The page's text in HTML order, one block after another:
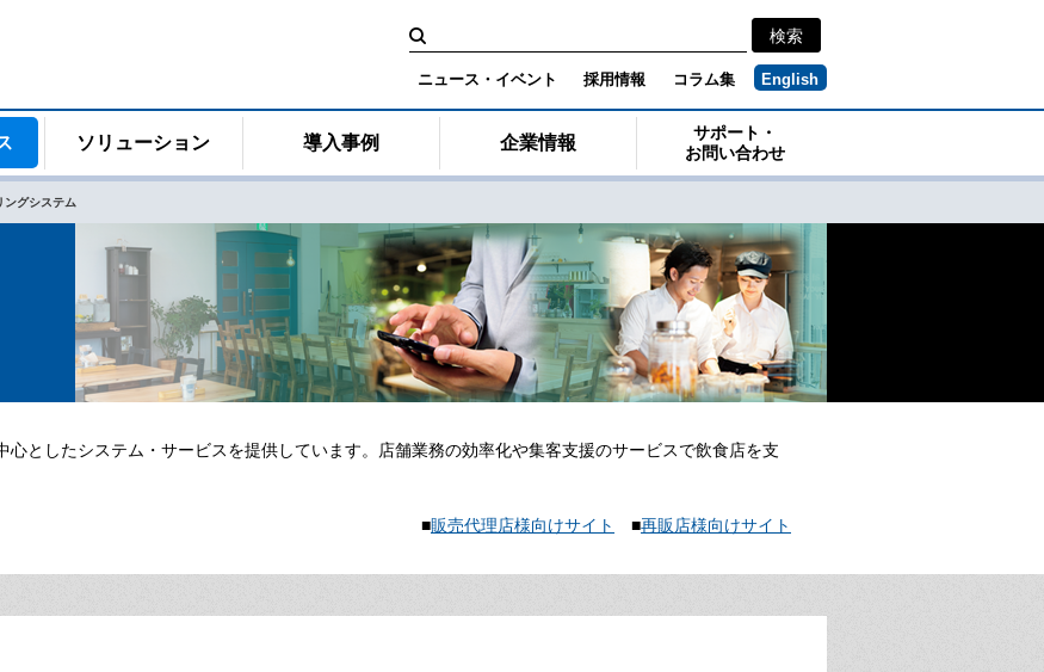
検
索:
ニュース・イベント 採用情報 コラム集 English
ソリューション 導入事例 企業情報
サポート・
お問い合わせ
ングシステム
としたシステム・サービスを提供しています。店舗業務の効率化や集客支援のサービスで飲食店を支
■販売代理店様向けサイト ■再販店様向けサイト